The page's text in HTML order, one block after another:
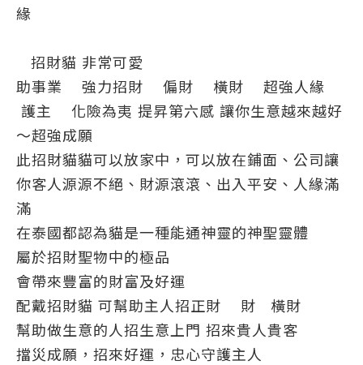
緣
招財貓 非常可愛
助事業
強力招財 偏財 橫財
超強人緣
護主
化險為夷 提昇第六感 讓你生意越來越好
～超強成願
此招財貓貓可以放家中，可以放在鋪面、公司讓
你客人源源不絕、財源滾滾、出入平安、人緣滿
滿
在泰國都認為貓是一種能通神靈的神聖靈體
屬於招財聖物中的極品
會帶來豐富的財富及好運
配戴招財貓 可幫助主人招正財
財
橫財
幫助做生意的人招生意上門 招來貴人貴客
擋災成願，招來好運，忠心守護主人